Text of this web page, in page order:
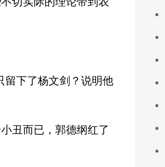
留下了杨文剑？说明他
丑而已，郭德纲红了